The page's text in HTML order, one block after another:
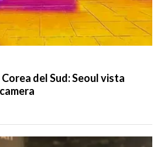
del Sud: Seoul vista